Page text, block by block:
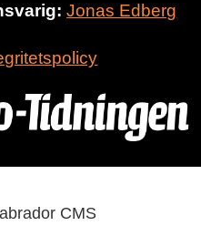
Jonas Edberg
CMS